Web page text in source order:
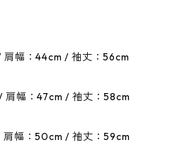
幅：44cm / 袖丈：56cm
幅：47cm / 袖丈：58cm
幅：50cm / 袖丈：59cm